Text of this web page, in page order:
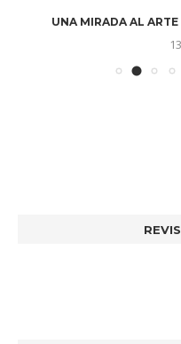
UNA MIRADA AL